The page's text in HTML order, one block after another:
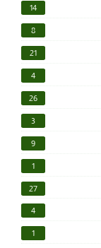
14
8
21
4
26
3
9
1
27
4
1